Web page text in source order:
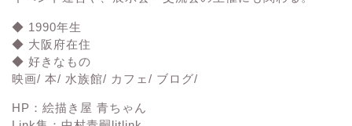
◆ 1990年生
◆ 大阪府在住
◆ 好きなもの
映画/ 本/ 水族館/ カフェ/ ブログ/
HP： 絵描き屋 青ちゃん